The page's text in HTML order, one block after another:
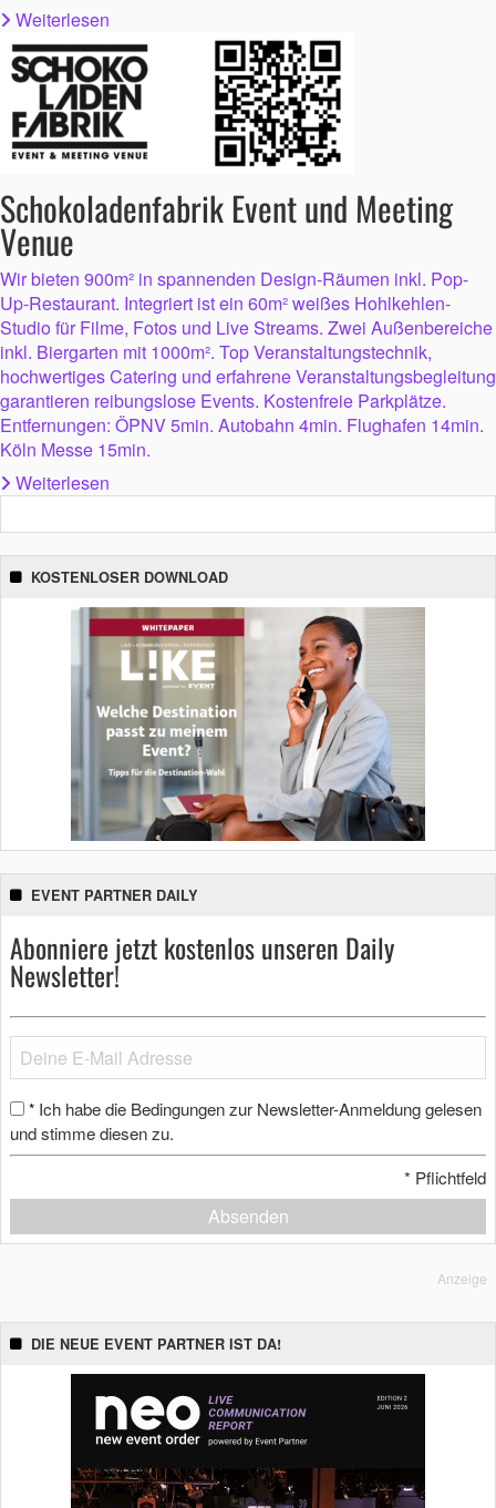
Weiterlesen
Schokoladenfabrik Event und Meeting
Venue
Wir bieten 900m² in spannenden Design-Räumen inkl. Pop-
Up-Restaurant. Integriert ist ein 60m² weißes Hohlkehlen-
Studio für Filme, Fotos und Live Streams. Zwei Außenbereiche
inkl. Biergarten mit 1000m². Top Veranstaltungstechnik,
hochwertiges Catering und erfahrene Veranstaltungsbegleitung
garantieren reibungslose Events. Kostenfreie Parkplätze.
Entfernungen: ÖPNV 5min. Autobahn 4min. Flughafen 14min.
Köln Messe 15min.
Weiterlesen
KOSTENLOSER DOWNLOAD
EVENT PARTNER DAILY
Abonniere jetzt kostenlos unseren Daily
Newsletter!
* Ich habe die Bedingungen zur Newsletter-Anmeldung gelesen
und stimme diesen zu.
* Pflichtfeld
Absenden
Anzeige
DIE NEUE EVENT PARTNER IST DA!